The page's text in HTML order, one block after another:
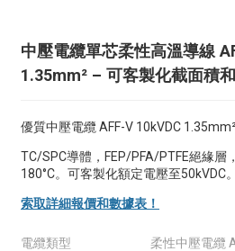
中壓電纜單芯柔性高溫導線
1.35mm² – 可客製化截面積
優質中壓電纜 AFF-V 10kVDC
TC/SPC導體，FEP/PFA/PTFE絕緣層
180°C。可客製化額定電壓至50kVDC。
索取詳細報價和數據表！
電纜類型
柔性中壓電纜